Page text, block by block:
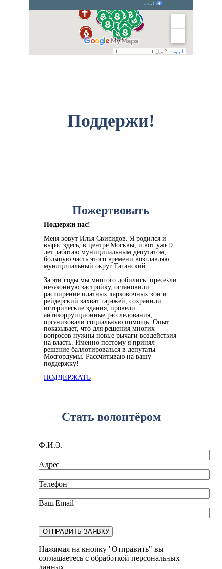
Поддержи!
Пожертвовать
Поддержи нас!
Меня зовут Илья Свиридов. Я родился и
вырос здесь, в центре Москвы, и вот уже 9
лет работаю муниципальным депутатом,
большую часть этого времени возглавляю
муниципальный округ Таганский.
За эти годы мы многого добились: пресекли
незаконную застройку, остановили
расширение платных парковочных зон и
рейдерский захват гаражей, сохранили
исторические здания, провели
антикоррупционные расследования,
организовали социальную помощь. Опыт
показывает, что для решения многих
вопросов нужны новые рычаги воздействия
на власть. Именно поэтому я принял
решение баллотироваться в депутаты
Мосгордумы. Рассчитываю на вашу
поддержку!
ПОДДЕРЖАТЬ
Стать волонтёром
Ф.И.О.
Адрес
Телефон
Ваш Email
Нажимая на кнопку "Отправить" вы
соглашаетесь с обработкой персональных
данных